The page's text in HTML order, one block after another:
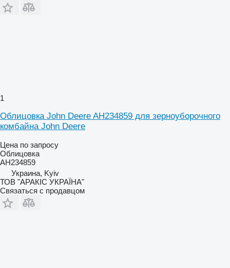
1
Облицовка John Deere AH234859 для зерноуборочного
комбайна John Deere
Цена по запросу
Облицовка
AH234859
Украина, Kyiv
ТОВ "АРАКІС УКРАЇНА"
Связаться с продавцом